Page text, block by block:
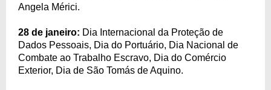
Angela Mérici.
28 de janeiro: Dia Internacional da Proteção de
Dados Pessoais, Dia do Portuário, Dia Nacional de
Combate ao Trabalho Escravo, Dia do Comércio
Exterior, Dia de São Tomás de Aquino.